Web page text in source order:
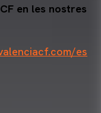
en les nostres
es